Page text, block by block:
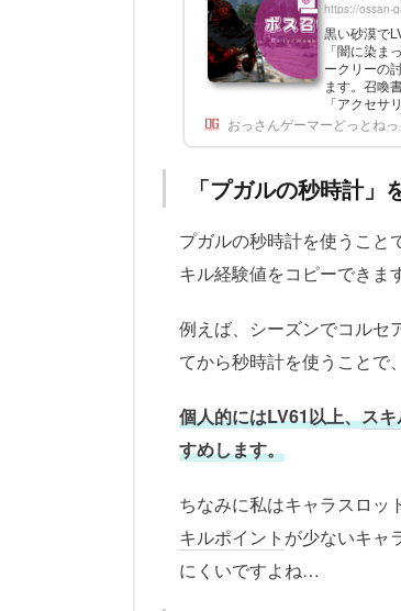
https://ossan-
黒い砂漠で
「闇に染ま
ークリーの
ます。召喚
「アクセサ
たボス)この
おっさんゲーマーどっとねっ
「プガルの秒時計
プガルの秒時計を使うこと
キル経験値をコピーできます
例えば、シーズンでコルセ
てから秒時計を使うことで
個人的にはLV61以上、ス
すめします。
ちなみに私はキャラスロッ
キルポイント が少ないキャ
にくいですよね…